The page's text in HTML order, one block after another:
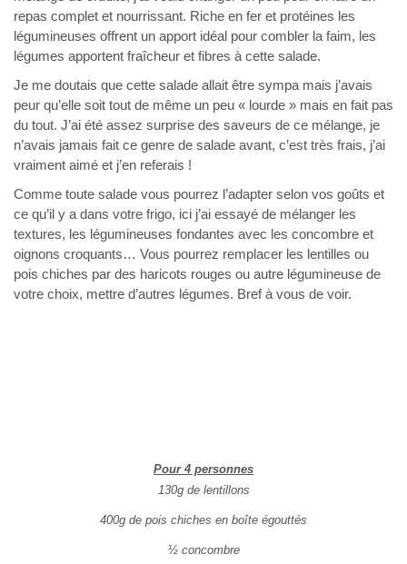
repas complet et nourrissant. Riche en fer et protéines les
légumineuses offrent un apport idéal pour combler la faim, les
légumes apportent fraîcheur et fibres à cette salade.
Je me doutais que cette salade allait être sympa mais j’avais
peur qu’elle soit tout de même un peu « lourde » mais en fait pas
du tout. J’ai été assez surprise des saveurs de ce mélange, je
n’avais jamais fait ce genre de salade avant, c’est très frais, j’ai
vraiment aimé et j’en referais !
Comme toute salade vous pourrez l’adapter selon vos goûts et
ce qu’il y a dans votre frigo, ici j’ai essayé de mélanger les
textures, les légumineuses fondantes avec les concombre et
oignons croquants… Vous pourrez remplacer les lentilles ou
pois chiches par des haricots rouges ou autre légumineuse de
votre choix, mettre d’autres légumes. Bref à vous de voir.
Pour 4 personnes
130g de lentillons
400g de pois chiches en boîte égouttés
½ concombre